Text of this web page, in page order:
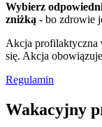
Wybierz
zniżką - bo zdrowie
Akcja profilaktyczna
się. Akcja
Regulamin
Wakacyjny